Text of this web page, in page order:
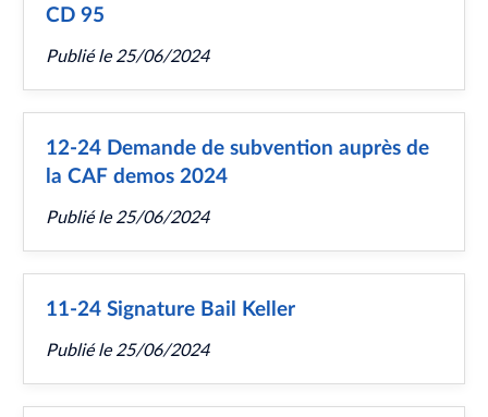
CD 95
Publié le25/06/2024
12-24 Demande de subvention auprès de
la CAF demos 2024
Publié le25/06/2024
11-24 Signature Bail Keller
Publié le25/06/2024